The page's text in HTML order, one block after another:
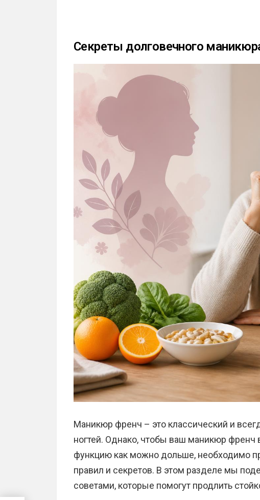
Секреты долговечного
Маникюр френч – это классический и
ногтей. Однако, чтобы ваш маникюр
функцию как можно дольше, необходимо
правил и секретов. В этом разделе мы
советами, которые помогут продлить